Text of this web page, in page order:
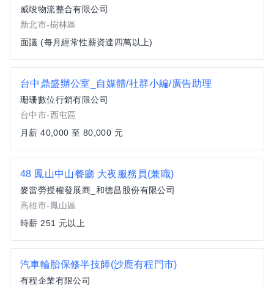
威竣物流整合有限公司
新北市-樹林區
面議 (每月經常性薪資達四萬以上)
台中鼎盛辦公室_自媒體/社群小編/廣告助理
珊珊數位行銷有限公司
台中市-西屯區
月薪 40,000 至 80,000 元
48 鳳山中山餐廳 大夜服務員(兼職)
麥當勞授權發展商_和德昌股份有限公司
高雄市-鳳山區
時薪 251 元以上
汽車輪胎保修半技師(沙鹿有程門市)
有程企業有限公司